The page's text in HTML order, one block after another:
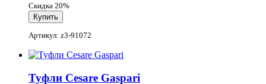
Скидка 20%
Артикул: z3-91072
Туфли Cesare Gaspari